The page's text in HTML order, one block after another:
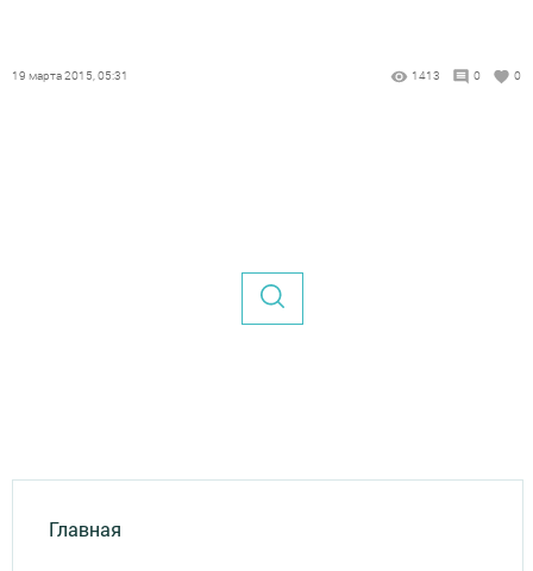
19 марта 2015, 05:31 1413 0 0
Главная